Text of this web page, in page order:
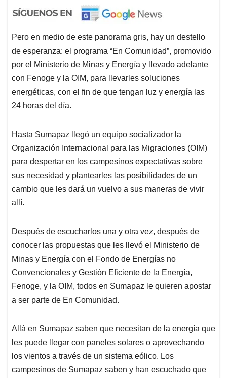
Pero en medio de este panorama gris, hay un destello
de esperanza: el programa “En Comunidad”, promovido
por el Ministerio de Minas y Energía y llevado adelante
con Fenoge y la OIM, para llevarles soluciones
energéticas, con el fin de que tengan luz y energía las
24 horas del día.
Hasta Sumapaz llegó un equipo socializador la
Organización Internacional para las Migraciones (OIM)
para despertar en los campesinos expectativas sobre
sus necesidad y plantearles las posibilidades de un
cambio que les dará un vuelvo a sus maneras de vivir
allí.
Después de escucharlos una y otra vez, después de
conocer las propuestas que les llevó el Ministerio de
Minas y Energía con el Fondo de Energías no
Convencionales y Gestión Eficiente de la Energía,
Fenoge, y la OIM, todos en Sumapaz le quieren apostar
a ser parte de En Comunidad.
Allá en Sumapaz saben que necesitan de la energía que
les puede llegar con paneles solares o aprovechando
los vientos a través de un sistema eólico. Los
campesinos de Sumapaz saben y han escuchado que